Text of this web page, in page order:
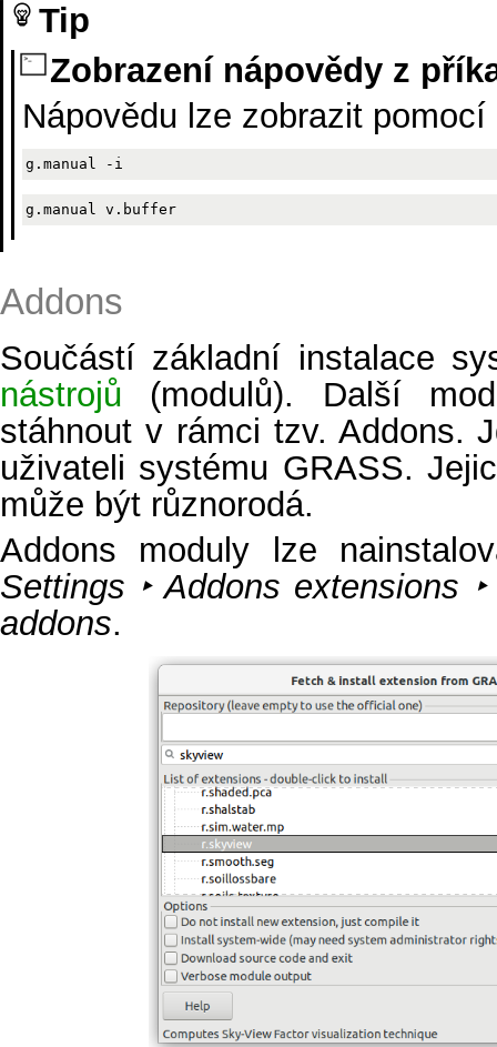
Tip
Zobrazení nápovědy z
Nápovědu lze zobrazit
Addons
Součástí základní instalace
nástrojů (modulů). Další
stáhnout v rámci tzv. Addons.
uživateli systému GRASS.
může být různorodá.
Addons moduly lze
Settings ‣ Addons extensions
addons.